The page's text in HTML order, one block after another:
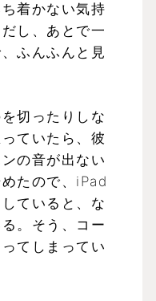
着かない気持
し、あとで一
ふんふんと見
切ったりしな
ていたら、彼
の音が出ない
たので、iPad
ていると、な
。そう、コー
てしまってい